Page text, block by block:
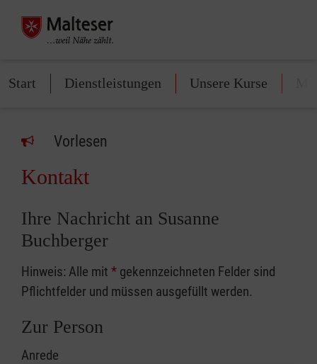
Start Dienstleistungen Unsere Kurse
Vorlesen
Kontakt
Ihre Nachricht an Susanne
Buchberger
Hinweis: Alle mit * gekennzeichneten Felder sind
Pflichtfelder und müssen ausgefüllt werden.
Zur Person
Anrede